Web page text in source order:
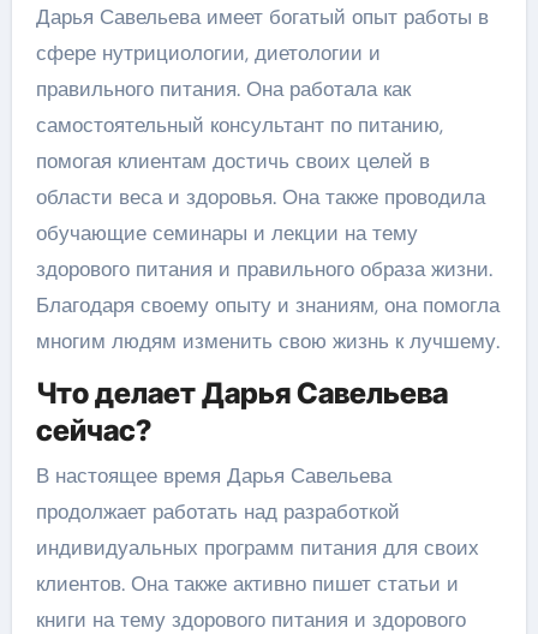
Дарья Савельева имеет богатый опыт работы в
сфере нутрициологии, диетологии и
правильного питания. Она работала как
самостоятельный консультант по питанию,
помогая клиентам достичь своих целей в
области веса и здоровья. Она также проводила
обучающие семинары и лекции на тему
здорового питания и правильного образа жизни.
Благодаря своему опыту и знаниям, она помогла
многим людям изменить свою жизнь к лучшему.
Что делает Дарья Савельева
сейчас?
В настоящее время Дарья Савельева
продолжает работать над разработкой
индивидуальных программ питания для своих
клиентов. Она также активно пишет статьи и
книги на тему здорового питания и здорового